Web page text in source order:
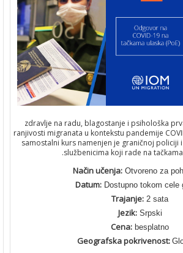
zdravlje na radu, blagostanje i
ranjivosti migranata u kontekstu
samostalni kurs namenjen je
službenicima koji rade na
Način učenja:
Datum:Dostupno
Trajanje:
Jezik:
Cena:
Geografska